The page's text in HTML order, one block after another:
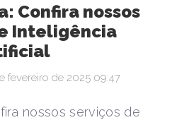
Confira nossos
Inteligência
fevereiro de 2025 09:47
nossos serviços de